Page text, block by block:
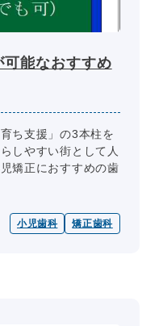
可能なおすすめ
ち支援」の3本柱を
しやすい街として人
矯正におすすめの歯
小児歯科 矯正歯科